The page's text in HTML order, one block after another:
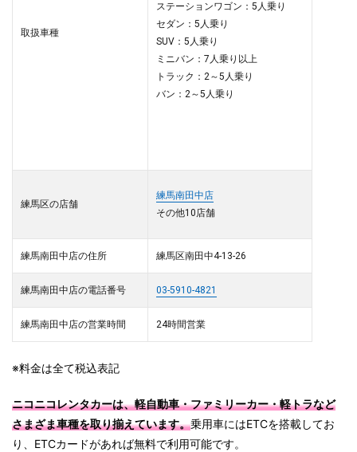
取扱車種
ステーションワゴン：5人乗り
セダン：5人乗り
SUV：5人乗り
ミニバン：7人乗り以上
トラック：2～5人乗り
バン：2～5人乗り
練馬区の店舗
練馬南田中店
その他10店舗
練馬南田中店の住所 練馬区南田中4-13-26
練馬南田中店の電話番号 03-5910-4821
練馬南田中店の営業時間 24時間営業
※料金は全て税込表記
ニコニコレンタカーは、軽自動車・ファミリーカー・軽トラなど
さまざま車種を取り揃えています。乗用車にはETCを搭載してお
り、ETCカードがあれば無料で利用可能です。